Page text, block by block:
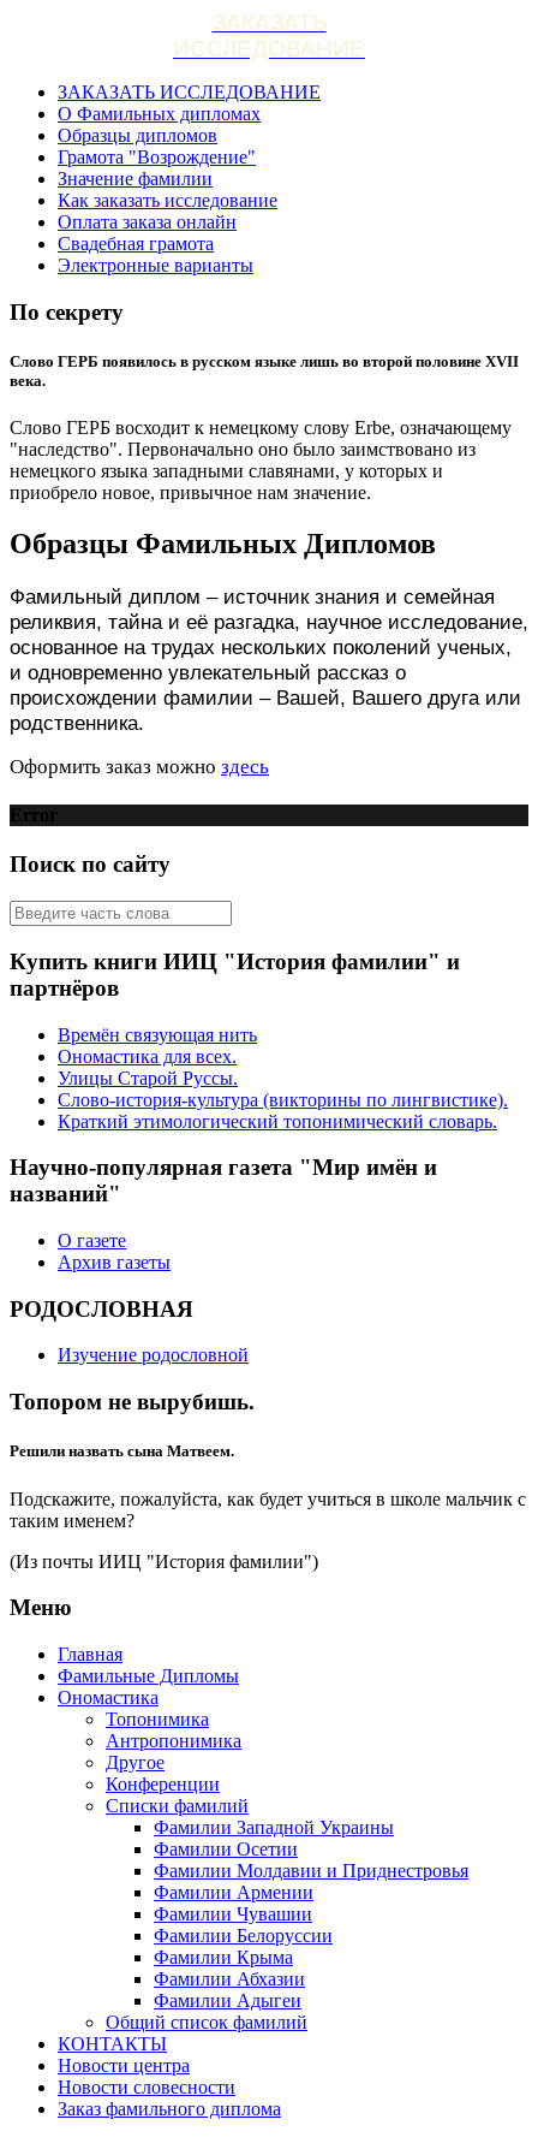
ЗАКАЗАТЬ
ИССЛЕДОВАНИЕ
ЗАКАЗАТЬ ИССЛЕДОВАНИЕ
О Фамильных дипломах
Образцы дипломов
Грамота "Возрождение"
Значение фамилии
Как заказать исследование
Оплата заказа онлайн
Свадебная грамота
Электронные варианты
По секрету
Слово ГЕРБ появилось в русском языке лишь во второй половине XVII
века.
Слово ГЕРБ восходит к немецкому слову Erbe, означающему
"наследство". Первоначально оно было заимствовано из
немецкого языка западными славянами, у которых и
приобрело новое, привычное нам значение.
Образцы Фамильных Дипломов
Фамильный диплом – источник знания и семейная
реликвия, тайна и её разгадка, научное исследование,
основанное на трудах нескольких поколений ученых,
и одновременно увлекательный рассказ о
происхождении фамилии – Вашей, Вашего друга или
родственника.
Оформить заказ можно здесь
Error
Поиск по сайту
Купить книги ИИЦ "История фамилии" и
партнёров
Времён связующая нить
Ономастика для всех.
Улицы Старой Руссы.
Слово-история-культура (викторины по лингвистике).
Краткий этимологический топонимический словарь.
Научно-популярная газета "Мир имён и
названий"
О газете
Архив газеты
РОДОСЛОВНАЯ
Изучение родословной
Топором не вырубишь.
Решили назвать сына Матвеем.
Подскажите, пожалуйста, как будет учиться в школе мальчик с
таким именем?
(Из почты ИИЦ "История фамилии")
Меню
Главная
Фамильные Дипломы
Ономастика
Топонимика
Антропонимика
Другое
Конференции
Списки фамилий
Фамилии Западной Украины
Фамилии Осетии
Фамилии Молдавии и Приднестровья
Фамилии Армении
Фамилии Чувашии
Фамилии Белоруссии
Фамилии Крыма
Фамилии Абхазии
Фамилии Адыгеи
Общий список фамилий
КОНТАКТЫ
Новости центра
Новости словесности
Заказ фамильного диплома